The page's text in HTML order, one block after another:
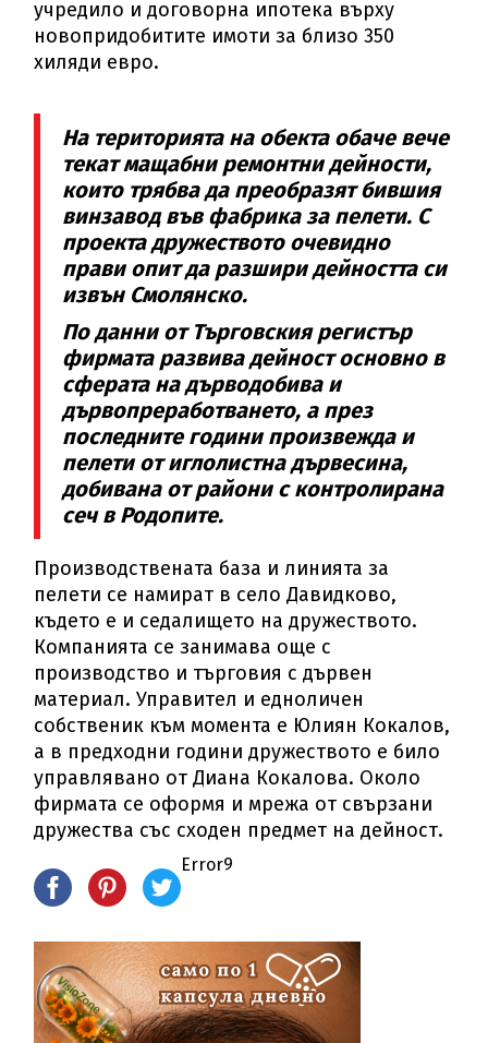
учредило и договорна ипотека върху
новопридобитите имоти за близо 350
хиляди евро.
На територията на обекта обаче вече
текат мащабни ремонтни дейности,
които трябва да преобразят бившия
винзавод във фабрика за пелети. С
проекта дружеството очевидно
прави опит да разшири дейността си
извън Смолянско.
По данни от Търговския регистър
фирмата развива дейност основно в
сферата на дърводобива и
дървопреработването, а през
последните години произвежда и
пелети от иглолистна дървесина,
добивана от райони с контролирана
сеч в Родопите.
Производствената база и линията за
пелети се намират в село Давидково,
където е и седалището на дружеството.
Компанията се занимава още с
производство и търговия с дървен
материал. Управител и едноличен
собственик към момента е Юлиян Кокалов,
а в предходни години дружеството е било
управлявано от Диана Кокалова. Около
фирмата се оформя и мрежа от свързани
дружества със сходен предмет на дейност.
Error9